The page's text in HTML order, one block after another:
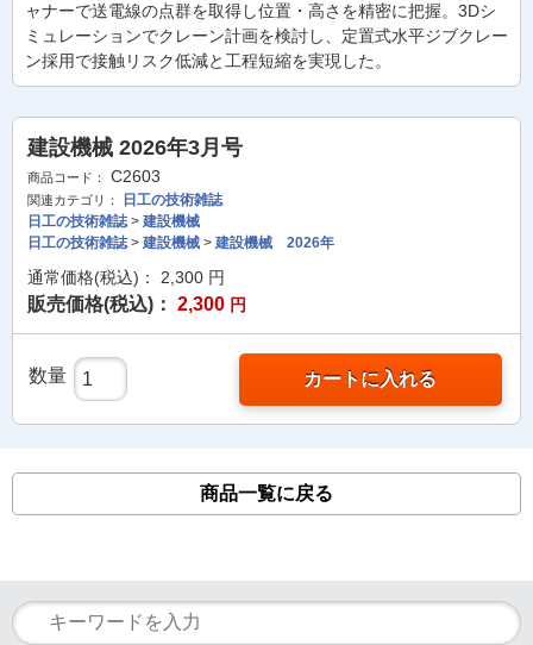
ャナーで送電線の点群を取得し位置・高さを精密に把握。3Dシ
ミュレーションでクレーン計画を検討し、定置式水平ジブクレー
ン採用で接触リスク低減と工程短縮を実現した。
建設機械 2026年3月号
商品コード： C2603
関連カテゴリ：
日工の技術雑誌
日工の技術雑誌> 建設機械
日工の技術雑誌> 建設機械 > 建設機械 2026年
通常価格(税込)： 2,300 円
販売価格(税込)： 2,300 円
数量 カートに入れる
商品一覧に戻る